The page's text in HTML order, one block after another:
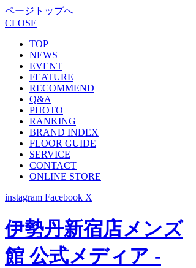
ページトップへ
CLOSE
TOP
NEWS
EVENT
FEATURE
RECOMMEND
Q&A
PHOTO
RANKING
BRAND INDEX
FLOOR GUIDE
SERVICE
CONTACT
ONLINE STORE
instagram Facebook X
伊勢丹新宿店メンズ
館 公式メディア -